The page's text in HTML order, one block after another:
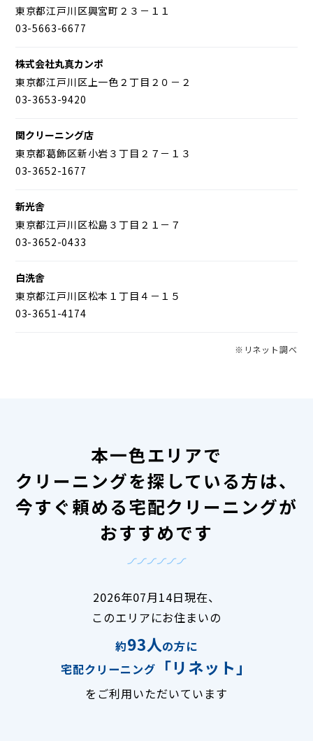
東京都江戸川区興宮町２３－１１
03-5663-6677
株式会社丸真カンポ
東京都江戸川区上一色２丁目２０－２
03-3653-9420
関クリーニング店
東京都葛飾区新小岩３丁目２７－１３
03-3652-1677
新光舎
東京都江戸川区松島３丁目２１－７
03-3652-0433
白洗舎
東京都江戸川区松本１丁目４－１５
03-3651-4174
※リネット調べ
本一色エリアで
クリーニングを探している方は、
今すぐ頼める宅配クリーニングが
おすすめです
2026年07月14日現在、
このエリアにお住まいの
約93人の方に
宅配クリーニング
「リネット」
をご利用いただいています